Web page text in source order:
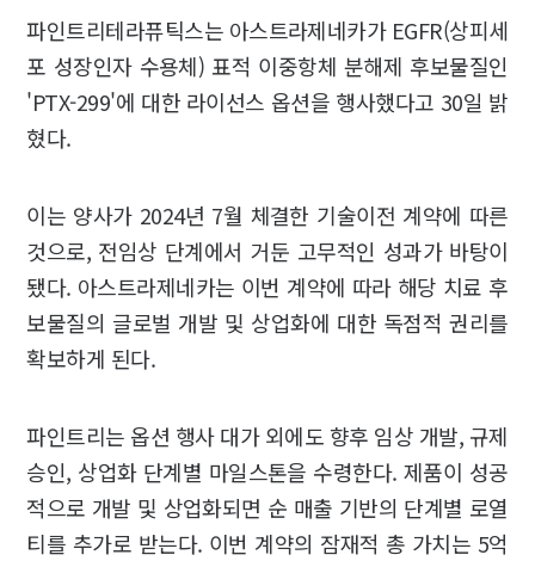
파인트리테라퓨틱스는 아스트라제네카가 EGFR(상피세
포 성장인자 수용체) 표적 이중항체 분해제 후보물질인
'PTX-299'에 대한 라이선스 옵션을 행사했다고 30일 밝
혔다.
이는 양사가 2024년 7월 체결한 기술이전 계약에 따른
것으로, 전임상 단계에서 거둔 고무적인 성과가 바탕이
됐다. 아스트라제네카는 이번 계약에 따라 해당 치료 후
보물질의 글로벌 개발 및 상업화에 대한 독점적 권리를
확보하게 된다.
파인트리는 옵션 행사 대가 외에도 향후 임상 개발, 규제
승인, 상업화 단계별 마일스톤을 수령한다. 제품이 성공
적으로 개발 및 상업화되면 순 매출 기반의 단계별 로열
티를 추가로 받는다. 이번 계약의 잠재적 총 가치는 5억